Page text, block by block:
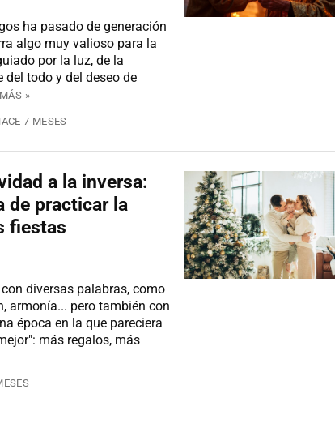
ha pasado de generación
algo muy valioso para la
por la luz, de la
del todo y del deseo de
»
7 MESES
a la inversa:
de practicar la
fiestas
diversas palabras, como
armonía... pero también con
época en la que pareciera
más regalos, más